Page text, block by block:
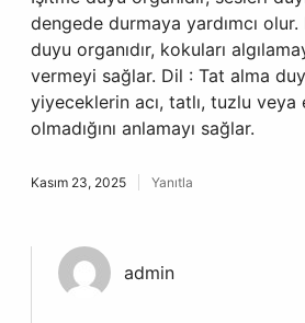
dengede durmaya yardımcı
duyu organıdır, kokuları
vermeyi sağlar. Dil : Tat alma
yiyeceklerin acı, tatlı, tuzlu veya
olmadığını anlamayı sağlar.
Kasım 23, 2025 Yanıtla
admin